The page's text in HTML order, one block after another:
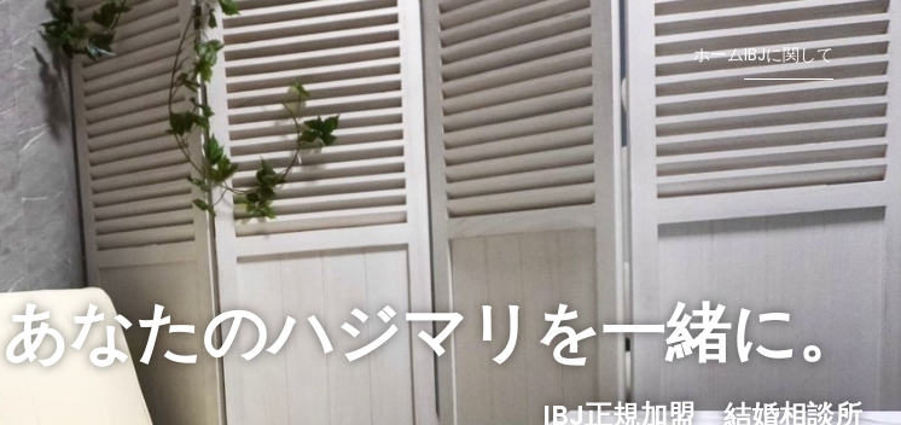
ホームIBJに関して
あなたのハジマリを一緒に。
IBJ正規加盟 結婚相談所